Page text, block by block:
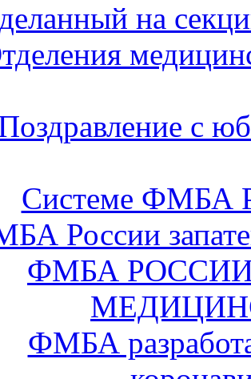
на
с
Системе ФМБА
России
ФМБА
ФМБА